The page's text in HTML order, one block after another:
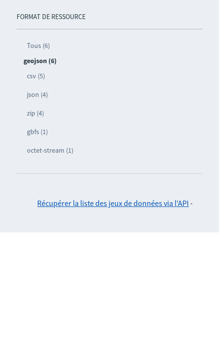
FORMAT DE RESSOURCE
Tous (6)
geojson (6)
csv (5)
json (4)
zip (4)
gbfs (1)
octet-stream (1)
Récupérer la liste des jeux de données via l'API -